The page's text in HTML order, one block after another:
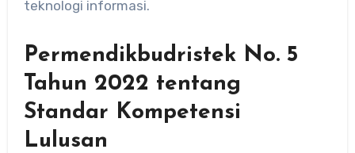
teknologi informasi.
Permendikbudristek No. 5
Tahun 2022 tentang
Standar Kompetensi
Lulusan